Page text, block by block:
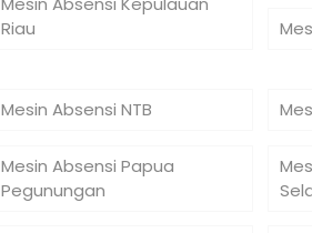
Riau
Mesin Absensi NTB
Mesin Absensi Papua
Pegunungan